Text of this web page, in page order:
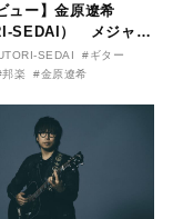
ュー】金原遼希
SEDAI） メジャー
「blanket」に込め
進化を遂げたヴォー
SEDAI
#ギター
邦楽 #金原遼希